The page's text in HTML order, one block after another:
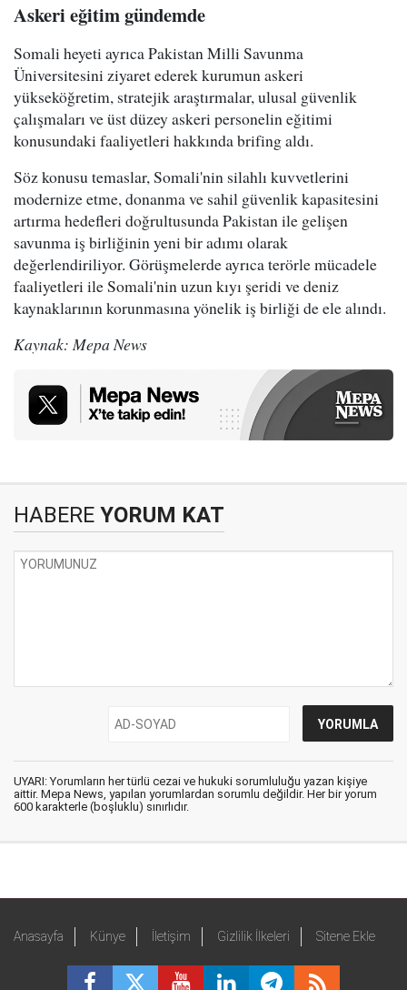
Askeri eğitim gündemde
Somali heyeti ayrıca Pakistan Milli Savunma
Üniversitesini ziyaret ederek kurumun askeri
yükseköğretim, stratejik araştırmalar, ulusal güvenlik
çalışmaları ve üst düzey askeri personelin eğitimi
konusundaki faaliyetleri hakkında brifing aldı.
Söz konusu temaslar, Somali'nin silahlı kuvvetlerini
modernize etme, donanma ve sahil güvenlik kapasitesini
artırma hedefleri doğrultusunda Pakistan ile gelişen
savunma iş birliğinin yeni bir adımı olarak
değerlendiriliyor. Görüşmelerde ayrıca terörle mücadele
faaliyetleri ile Somali'nin uzun kıyı şeridi ve deniz
kaynaklarının korunmasına yönelik iş birliği de ele alındı.
Kaynak: Mepa News
HABERE YORUM KAT
UYARI: Yorumların her türlü cezai ve hukuki sorumluluğu yazan kişiye
aittir. Mepa News, yapılan yorumlardan sorumlu değildir. Her bir yorum
600 karakterle (boşluklu) sınırlıdır.
Anasayfa Künye İletişim Gizlilik İlkeleri Sitene Ekle